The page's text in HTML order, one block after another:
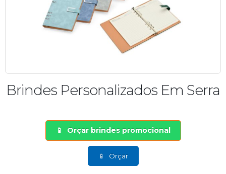
Brindes Personalizados Em Serra
Orçar brindes promocional
Orçar